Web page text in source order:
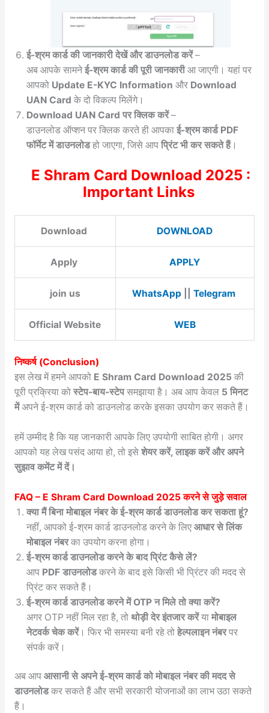
ई-श्रम कार्ड की जानकारी देखें और डाउनलोड करें–
अब आपके सामनेई-श्रम कार्ड की पूरी जानकारीआ जाएगी। यहां पर
आपको Update E-KYC Information और Download
UAN Card के दो विकल्प मिलेंगे।
Download UAN Card पर क्लिक करें–
डाउनलोड ऑप्शन पर क्लिक करते ही आपका ई-श्रम कार्ड PDF
फॉर्मेट में डाउनलोडहो जाएगा, जिसे आप प्रिंट भी कर सकते हैं।
E Shram Card Download 2025 :
Important Links
Download DOWNLOAD
Apply APPLY
join us WhatsApp|| Telegram
Official Website WEB
निष्कर्ष (Conclusion)
इस लेख में हमने आपको E Shram Card Download 2025 की
पूरी प्रक्रिया को स्टेप-बाय-स्टेपसमझाया है। अब आप केवल 5 मिनट
मेंअपने ई-श्रम कार्ड को डाउनलोड करके इसका उपयोग कर सकते हैं।
हमें उम्मीद है कि यह जानकारी आपके लिए उपयोगी साबित होगी। अगर
आपको यह लेख पसंद आया हो, तो इसे शेयर करें, लाइक करें और अपने
सुझाव कमेंट में दें।
FAQ – E Shram Card Download 2025करने से जुड़े सवाल
क्या मैं बिना मोबाइल नंबर के ई-श्रम कार्ड डाउनलोड कर सकता हूं?
नहीं, आपको ई-श्रम कार्ड डाउनलोड करने के लिए आधार से लिंक
मोबाइल नंबरका उपयोग करना होगा।
ई-श्रम कार्ड डाउनलोड करने के बाद प्रिंट कैसे लें?
आप PDF डाउनलोडकरने के बाद इसे किसी भी प्रिंटर की मदद से
प्रिंट कर सकते हैं।
ई-श्रम कार्ड डाउनलोड करने में OTP न मिले तो क्या करें?
अगर OTP नहीं मिल रहा है, तो थोड़ी देर इंतजार करेंया मोबाइल
नेटवर्क चेक करें। फिर भी समस्या बनी रहे तो हेल्पलाइन नंबरपर
संपर्क करें।
अब आप आसानी से अपने ई-श्रम कार्ड को मोबाइल नंबर की मदद से
डाउनलोडकर सकते हैं और सभी सरकारी योजनाओं का लाभ उठा सकते
हैं।